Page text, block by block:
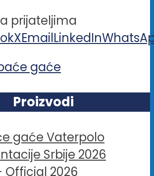
prijateljima
XEmailLinkedIn
Proizvodi
Official 2026